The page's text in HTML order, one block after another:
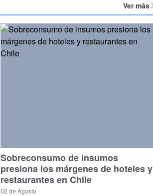
Ver más
Sobreconsumo de insumos
presiona los márgenes de hoteles y
restaurantes en Chile
02 de Agosto